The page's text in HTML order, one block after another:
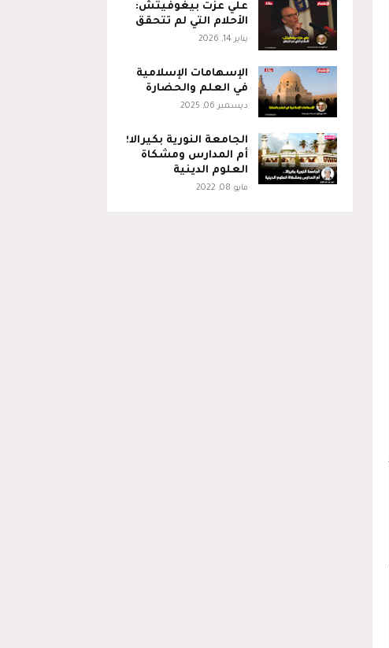
علي عزت بيغوفيتش:
الأحلام التي لم تتحقق
يناير 14, 2026
الإسهامات الإسلامية
في العلم والحضارة
ديسمبر 06, 2025
الجامعة النورية بكيرالا؛
أم المدارس ومشكاة
العلوم الدينية
مايو 08, 2022